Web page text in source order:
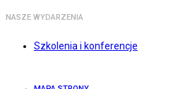
NASZE WYDARZENIA
Szkolenia i konferencje